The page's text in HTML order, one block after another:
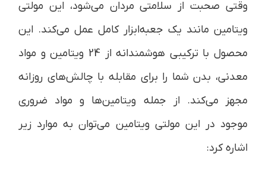
وقتی صحبت از سلامتی مردان می‌شود، این مولتی
ویتامین مانند یک جعبه‌ابزار کامل عمل می‌کند. این
محصول با ترکیبی هوشمندانه از 24 ویتامین‌ و مواد
معدنی، بدن شما را برای مقابله با چالش‌های روزانه
مجهز می‌کند. از جمله ویتامین‌ها و مواد ضروری
موجود در این مولتی ویتامین می‌توان به موارد زیر
اشاره کرد: